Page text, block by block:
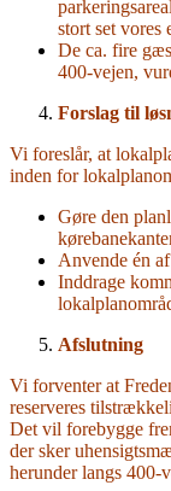
stort set vores
De ca. fire
400-vejen,
Forslag til
Vi foreslår, at
inden for
Gøre den
Anvende én
Inddrage
Afslutning
Vi forventer at
reserveres
Det vil forebygge
der sker
herunder langs 400-